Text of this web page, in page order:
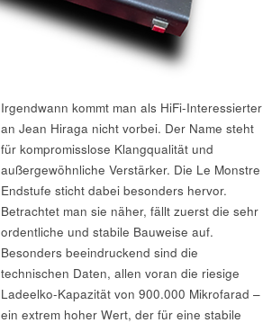
Irgendwann kommt man als HiFi-Interessierter
an Jean Hiraga nicht vorbei. Der Name steht
für kompromisslose Klangqualität und
außergewöhnliche Verstärker. Die Le Monstre
Endstufe sticht dabei besonders hervor.
Betrachtet man sie näher, fällt zuerst die sehr
ordentliche und stabile Bauweise auf.
Besonders beeindruckend sind die
technischen Daten, allen voran die riesige
Ladeelko-Kapazität von 900.000 Mikrofarad –
ein extrem hoher Wert, der für eine stabile